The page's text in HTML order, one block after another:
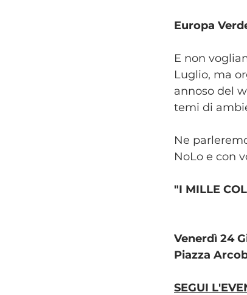
Europa
E non
Luglio, ma
annoso del
temi di
Ne
NoLo e con
"I MILLE
Venerdì 24
Piazza
SEGUI